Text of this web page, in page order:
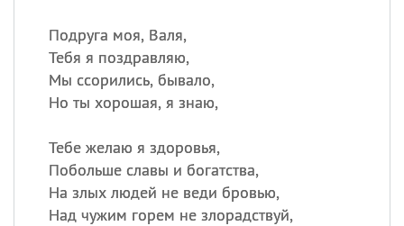
Подруга моя, Валя,
Тебя я поздравляю,
Мы ссорились, бывало,
Но ты хорошая, я знаю,
Тебе желаю я здоровья,
Побольше славы и богатства,
На злых людей не веди бровью,
Над чужим горем не злорадствуй,